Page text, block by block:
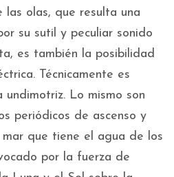
las olas, que resulta una
su sutil y peculiar sonido
es también la posibilidad
Técnicamente es
undimotriz. Lo mismo son
periódicos de ascenso y
que tiene el agua de los
por la fuerza de